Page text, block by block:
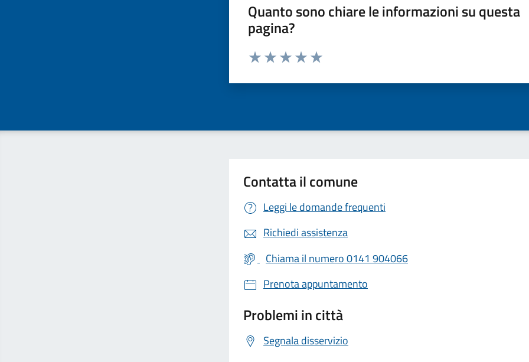
Quanto sono chiare le informazioni su questa
pagina?
Valuta da 1 a 5 stelle la pagina
Contatta il comune
Leggi le domande frequenti
Richiedi assistenza
Chiama il numero 0141 904066
Prenota appuntamento
Problemi in città
Segnala disservizio